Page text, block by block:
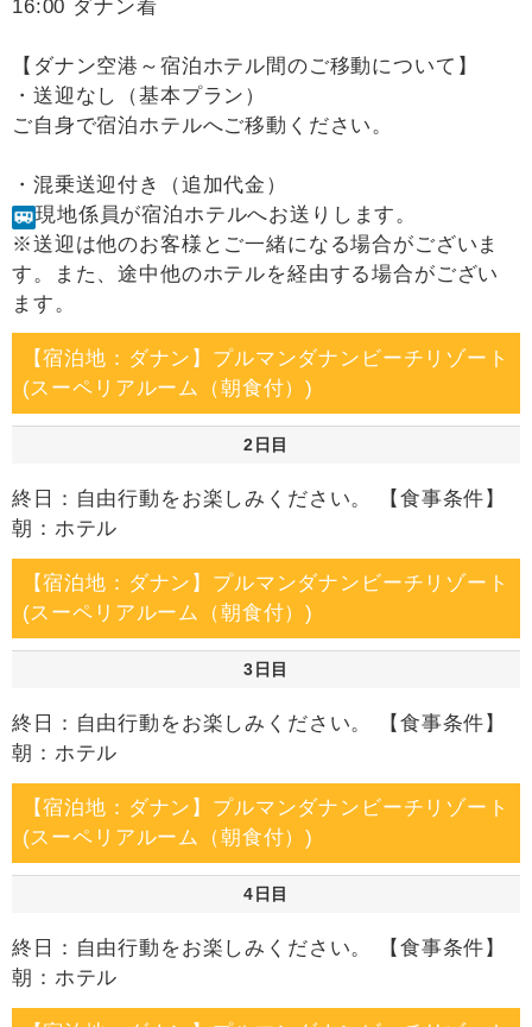
16:00 ダナン着
【ダナン空港～宿泊ホテル間のご移動について】
・送迎なし（基本プラン）
ご自身で宿泊ホテルへご移動ください。
・混乗送迎付き（追加代金）
現地係員が宿泊ホテルへお送りします。
※送迎は他のお客様とご一緒になる場合がございま
す。また、途中他のホテルを経由する場合がござい
ます。
【宿泊地：ダナン】プルマンダナンビーチリゾート
(スーペリアルーム（朝食付）)
2日目
終日：自由行動をお楽しみください。 【食事条件】
朝：ホテル
【宿泊地：ダナン】プルマンダナンビーチリゾート
(スーペリアルーム（朝食付）)
3日目
終日：自由行動をお楽しみください。 【食事条件】
朝：ホテル
【宿泊地：ダナン】プルマンダナンビーチリゾート
(スーペリアルーム（朝食付）)
4日目
終日：自由行動をお楽しみください。 【食事条件】
朝：ホテル